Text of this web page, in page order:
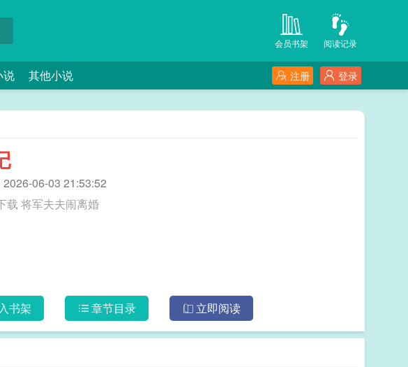
阅读记录
会员书架
说 其他小说 登录
注册
06-03 21:53:52
完结小说，全文阅读，TXT下载 将军夫夫闹离婚
书架 章节目录 立即阅读